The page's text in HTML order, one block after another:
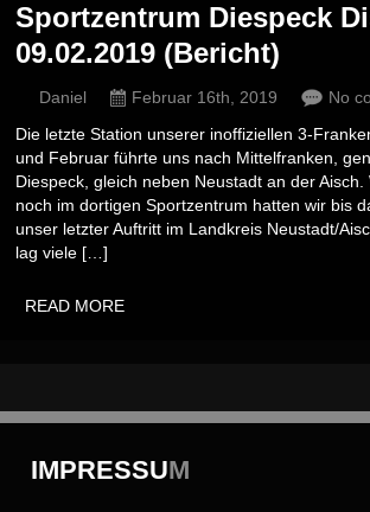
Sportzentrum Diespeck
09.02.2019 (Bericht)
Daniel Februar 16th, 2019
No
Die letzte Station unserer inoffiziellen 3-
und Februar führte uns nach Mittelfranken,
Diespeck, gleich neben Neustadt an der
noch im dortigen Sportzentrum hatten wir bis
unser letzter Auftritt im Landkreis Neustadt/
lag viele […]
READ MORE
IMPRESSUM